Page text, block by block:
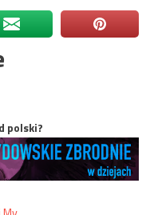
polski?